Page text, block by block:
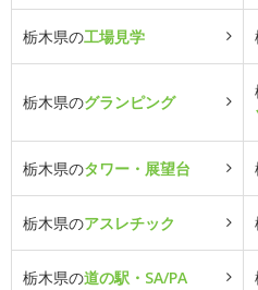
栃木県の工場見学
栃木県のグランピング
栃木県のタワー・展望台
栃木県のアスレチック
栃木県の道の駅・SA/PA